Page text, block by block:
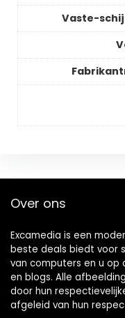
Vaste-
Over ons
Excamedia is een
beste deals biedt voor
van computers en u op
en blogs. Alle
door hun
afgeleid van hun